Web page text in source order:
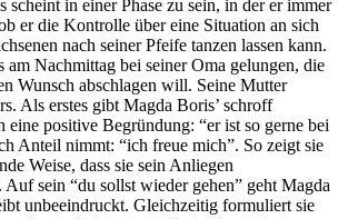
in einer Phase zu sein, in der er immer
er die Kontrolle über eine Situation an sich
nach seiner Pfeife tanzen lassen kann.
am Nachmittag bei seiner Oma gelungen, die
Wunsch abschlagen will. Seine Mutter
Als erstes gibt Magda Boris’ schroff
eine positive Begründung: “er ist so gerne bei
Anteil nimmt: “ich freue mich”. So zeigt sie
Weise, dass sie sein Anliegen
Auf sein “du sollst wieder gehen” geht Magda
unbeeindruckt. Gleichzeitig formuliert sie